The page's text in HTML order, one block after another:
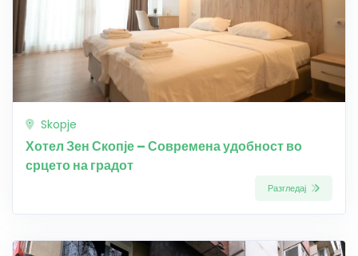
Skopje
Хотел Зен Скопје – Современа удобност во
срцето на градот
Разгледај